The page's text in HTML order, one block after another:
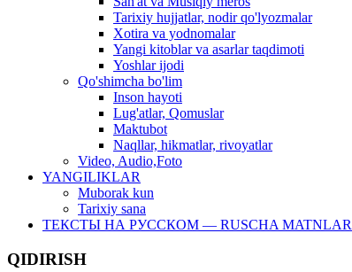
Tarixiy hujjatlar, nodir qo'lyozmalar
Xotira va yodnomalar
Yangi kitoblar va asarlar taqdimoti
Yoshlar ijodi
Qo'shimcha bo'lim
Inson hayoti
Lug'atlar, Qomuslar
Maktubot
Naqllar, hikmatlar, rivoyatlar
Video, Audio,Foto
YANGILIKLAR
Muborak kun
Tarixiy sana
ТЕКСТЫ НА РУССКОМ — RUSCHA MATNLAR
QIDIRISH